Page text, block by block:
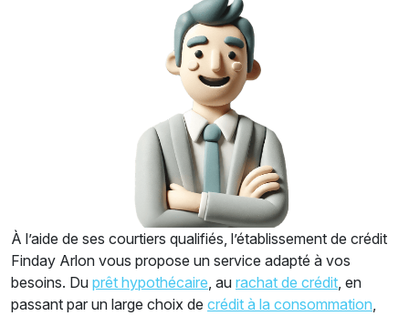
À l’aide de ses courtiers qualifiés, l’établissement de crédit
Finday Arlon vous propose un service adapté à vos
besoins. Du prêt hypothécaire, au rachat de crédit, en
passant par un large choix de crédit à la consommation,